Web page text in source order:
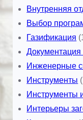
Внутренняя
Выбор
Газификация
Документация
Инженерные
Инструменты
Инструменты
Интерьеры